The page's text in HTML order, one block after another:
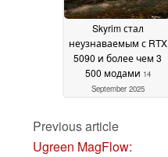
Skyrim стал
неузнаваемым с RTX
5090 и более чем 3
500 модами 14
September 2025
Previous article
Ugreen MagFlow: